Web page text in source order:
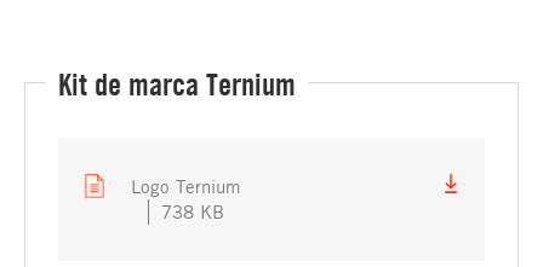
Kit de marca Ternium
Logo Ternium
738 KB